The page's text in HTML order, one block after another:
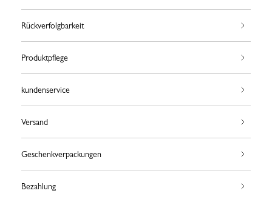
Rückverfolgbarkeit
Produktpflege
kundenservice
Versand
Geschenkverpackungen
Bezahlung